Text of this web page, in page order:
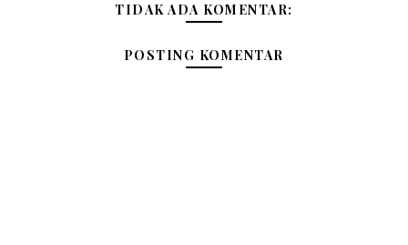
TIDAK ADA KOMENTAR:
POSTING KOMENTAR